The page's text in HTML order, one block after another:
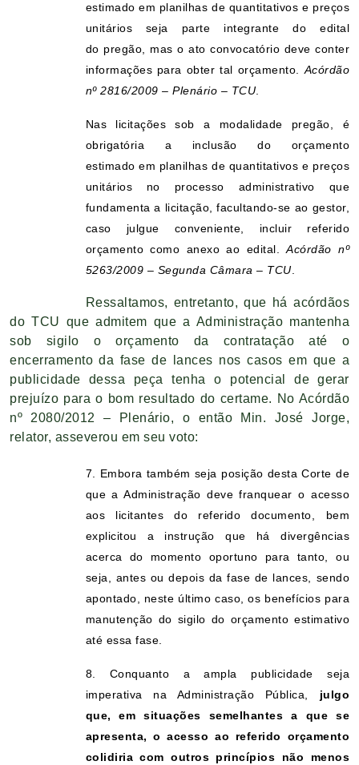
estimado em planilhas de quantitativos e preços
unitários seja parte integrante do edital
do pregão, mas o ato convocatório deve conter
informações para obter tal orçamento. Acórdão
nº 2816/2009 – Plenário – TCU
Nas licitações sob a modalidade pregão, é
obrigatória a inclusão do orçamento
estimado em planilhas de quantitativos e preços
unitários no processo administrativo que
fundamenta a licitação, facultando-se ao gestor,
caso julgue conveniente, incluir referido
orçamento como anexo ao edital.Acórdão nº
5263/2009 – Segunda Câmara – TCU
Ressaltamos, entretanto, que há acórdãos
do TCU que admitem que a Administração mantenha
sob sigilo o orçamento da contratação até o
encerramento da fase de lances nos casos em que a
publicidade dessa peça tenha o potencial de gerar
prejuízo para o bom resultado do certame. No Acórdão
nº 2080/2012 – Plenário, o então Min. José Jorge,
relator, asseverou em seu voto:
7. Embora também seja posição desta Corte de
que a Administração deve franquear o acesso
aos licitantes do referido documento, bem
explicitou a instrução que há divergências
acerca do momento oportuno para tanto, ou
seja, antes ou depois da fase de lances, sendo
apontado, neste último caso, os benefícios para
manutenção do sigilo do orçamento estimativo
até essa fase.
8. Conquanto a ampla publicidade seja
imperativa na Administração Pública, julgo
que, em situações semelhantes a que se
apresenta, o acesso ao referido orçamento
colidiria com outros princípios não menos